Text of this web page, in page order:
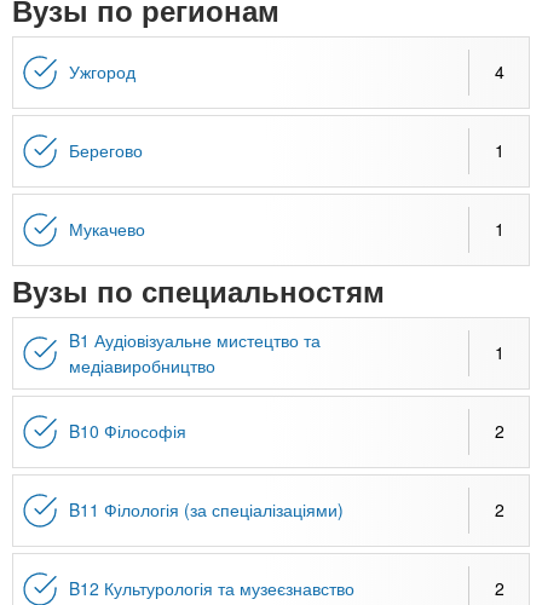
n
t
s
.
i
n
f
o
х
в
д
и
й
Вузы по регионам
Ужгород 4
Берегово 1
Мукачево 1
Вузы по специальностям
B1 Аудіовізуальне мистецтво та
медіавиробництво
1
B10 Філософія 2
B11 Філологія (за спеціалізаціями) 2
B12 Культурологія та музеєзнавство 2